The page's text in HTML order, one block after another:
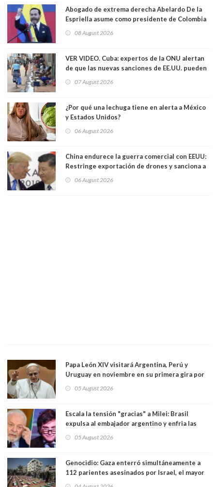
Abogado de extrema derecha Abelardo De la
Espriella asume como presidente de Colombia
08 August 2026
VER VIDEO. Cuba: expertos de la ONU alertan
de que las nuevas sanciones de EE.UU. pueden
07 August 2026
¿Por qué una lechuga tiene en alerta a México
y Estados Unidos?
06 August 2026
China endurece la guerra comercial con EEUU:
Restringe exportación de drones y sanciona a
06 August 2026
Papa León XIV visitará Argentina, Perú y
Uruguay en noviembre en su primera gira por
05 August 2026
Escala la tensión "gracias" a Milei: Brasil
expulsa al embajador argentino y enfria las
trasandino
05 August 2026
Genocidio: Gaza enterró simultáneamente a
112 parientes asesinados por Israel, el mayor